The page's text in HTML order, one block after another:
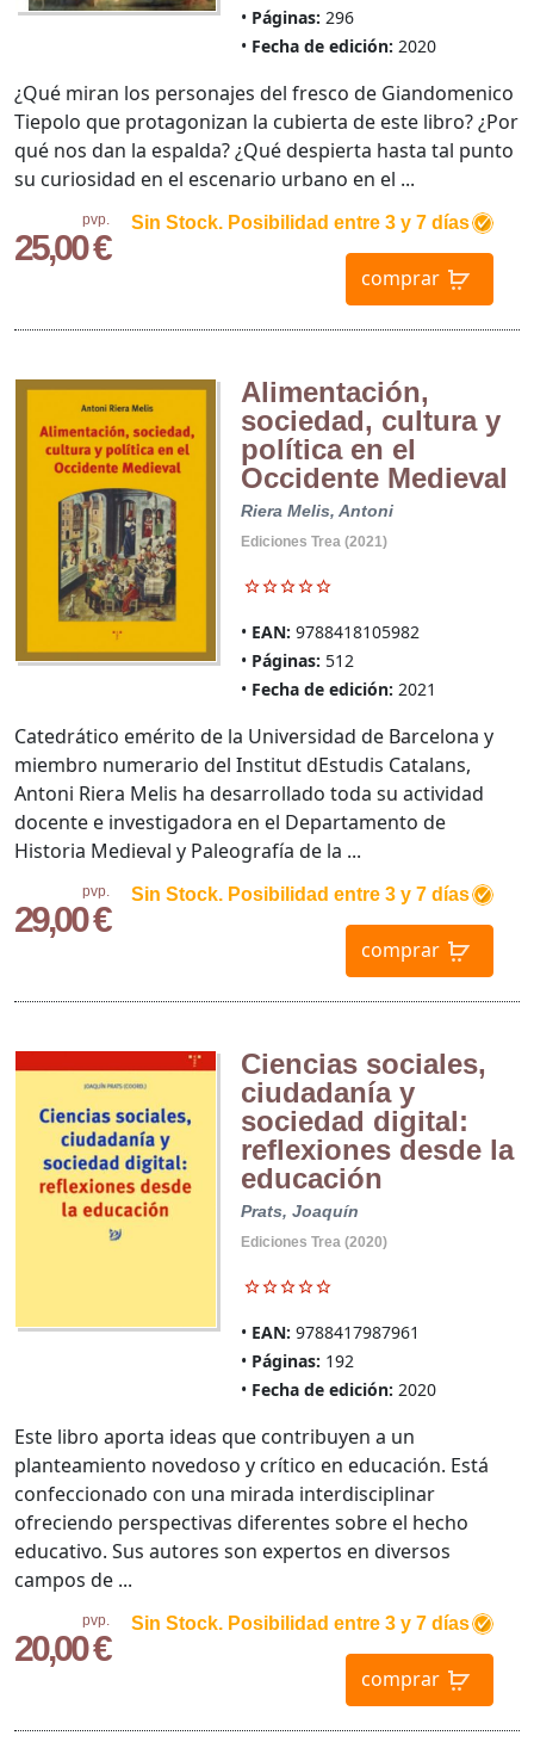
Páginas: 296
Fecha de edición: 2020
pvp.
25,00 €
Sin Stock. Posibilidad entre 3 y 7 días
comprar
¿Qué miran los personajes del fresco de Giandomenico
Tiepolo que protagonizan la cubierta de este libro? ¿Por
qué nos dan la espalda? ¿Qué despierta hasta tal punto
su curiosidad en el escenario urbano en el ...
Alimentación,
sociedad, cultura y
política en el
Occidente Medieval
Riera Melis, Antoni
Ediciones Trea (2021)
EAN: 9788418105982
Páginas: 512
Fecha de edición: 2021
pvp.
29,00 €
Sin Stock. Posibilidad entre 3 y 7 días
comprar
Catedrático emérito de la Universidad de Barcelona y
miembro numerario del Institut dEstudis Catalans,
Antoni Riera Melis ha desarrollado toda su actividad
docente e investigadora en el Departamento de
Historia Medieval y Paleografía de la ...
Ciencias sociales,
ciudadanía y
sociedad digital:
reflexiones desde la
educación
Prats, Joaquín
Ediciones Trea (2020)
EAN: 9788417987961
Páginas: 192
Fecha de edición: 2020
pvp.
20,00 €
Sin Stock. Posibilidad entre 3 y 7 días
comprar
Este libro aporta ideas que contribuyen a un
planteamiento novedoso y crítico en educación. Está
confeccionado con una mirada interdisciplinar
ofreciendo perspectivas diferentes sobre el hecho
educativo. Sus autores son expertos en diversos
campos de ...